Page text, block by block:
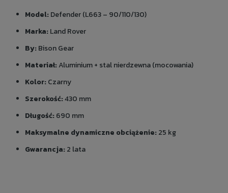
Model:Defender (L663 – 90/110/130)
Marka:Land Rover
By:Bison Gear
Materiał:Aluminium + stal nierdzewna (mocowania)
Kolor:Czarny
Szerokość:430 mm
Długość:690 mm
Maksymalne dynamiczne obciążenie:25 kg
Gwarancja:2 lata